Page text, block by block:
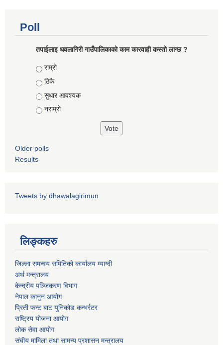
कृषि शाखा
Poll
तपाईलाइ धवलागिरी गाउँपालिकाको काम कारवाही कस्तो लाग्छ ?
Choices
राम्रो
ठिकै
सुधार आवश्यक
नराम्रो
Older polls
Results
Tweets by dhawalagirimun
लिङ्कहरु
जिल्ला समन्वय समितिको कार्यालय म्याग्दी
अर्थ मन्त्रालय
केन्द्रीय पञ्जिकरण विभाग
नेपाल कानुन आयोग
प्रिती फन्ट बाट युनिकोड कन्भर्रटर
राष्ट्रिय योजना आयोग
लोक सेवा आयोग
संघीय मामिला तथा सामन्य प्रशासन मन्त्रालय